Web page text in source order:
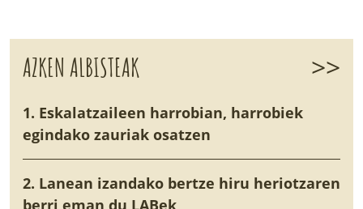
AZKEN ALBISTEAK >>
1. Eskalatzaileen harrobian, harrobiek
egindako zauriak osatzen
2. Lanean izandako bertze hiru heriotzaren
berri eman du LABek